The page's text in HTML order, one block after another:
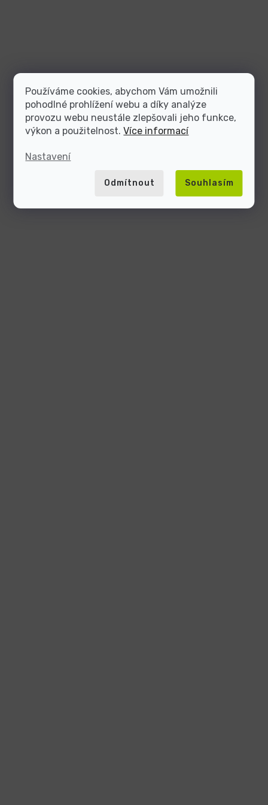
Používáme cookies, abychom Vám umožnili
pohodlné prohlížení webu a díky analýze
provozu webu neustále zlepšovali jeho funkce,
výkon a použitelnost.Více informací
Nastavení
Odmítnout Souhlasím